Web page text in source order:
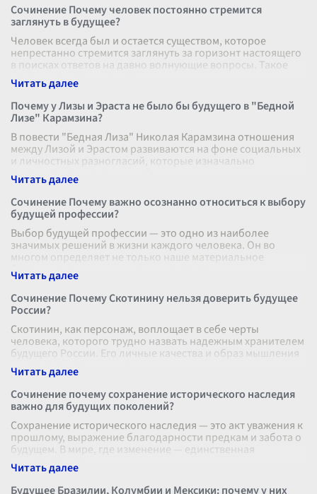
Сочинение Почему человек постоянно стремится
заглянуть в будущее?
Человек всегда был и остается существом, которое
непрестанно стремится заглянуть за горизонт настоящего
в поисках ответов на давно волнующие вопросы. Такое
желание приоткрыть завес
Почему у Лизы и Эраста не было бы будущего в "Бедной
Лизе" Карамзина?
В повести "Бедная Лиза" Николая Карамзина отношения
между Лизой и Эрастом развиваются на фоне социальных
и личностных разногласий, которые изначально
предрекают их трагический исхо
Сочинение Почему важно осознанно относиться к выбору
будущей профессии?
Выбор будущей профессии — это одно из наиболее
значимых решений в жизни каждого человека. Он во
многом определяет не только наше материальное
благосостояние, но и уровень удовлетво
Сочинение Почему Скотинину нельзя доверить будущее
России?
Скотинин, как персонаж, воплощает в себе черты
человека, которого трудно назвать надежным хранителем
будущего России. Его личные качества и образ мышления
создают предпосылки для р
Сочинение почему сохранение исторического наследия
важно для будущих поколений?
Сохранение исторического наследия — это акт уважения к
прошлому, выражение благодарности предкам и забота о
будущем. В мире, где изменение — единственная
константа, историческое на
Будущее Бразилии, Колумбии и Мексики: почему у них